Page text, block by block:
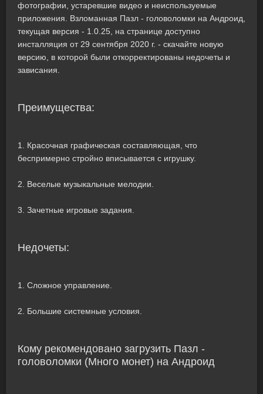
фотографии, устаревшие видео и неиспользуемые
приложения. Взломанная Пазл - головоломки на Андроид,
текущая версия - 1.0.25, на странице доступно
инсталляция от 29 сентября 2020 г. - скачайте новую
версию, в которой были откорректированы недочеты и
зависания.
Преимущества:
1. Красочная графическая составляющая, что
беспримерно стройно вписывается с игрушку.
2. Веселые музыкальные мелодии.
3. Зачетные игровые задания.
Недочеты:
1. Сложное управление.
2. Большие системные условия.
Кому рекомендовано загрузить Пазл -
головоломки (Много монет) на Андроид